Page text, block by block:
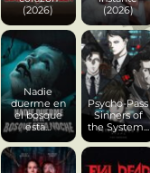
(2026)
(2026)
Nadie
duerme en
el bosque
esta...
Psycho-Pass
Sinners of
the System...